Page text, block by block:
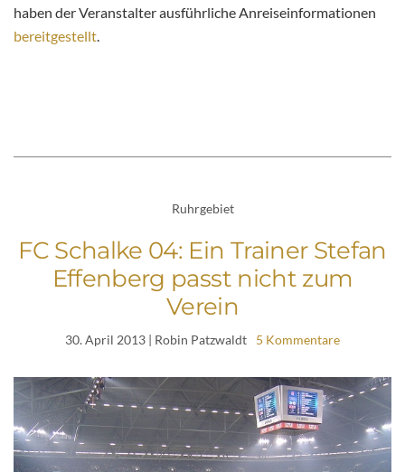
haben der Veranstalter ausführliche Anreiseinformationen
bereitgestellt
Ruhrgebiet
FC Schalke 04: Ein Trainer Stefan
Effenberg passt nicht zum
Verein
30. April 2013 | Robin Patzwaldt 5 Kommentare